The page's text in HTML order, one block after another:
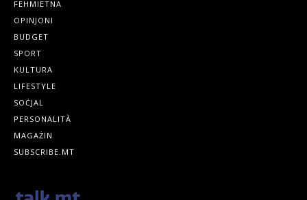
FEHMIETNA
OPINJONI
BUDGET
SPORT
KULTURA
LIFESTYLE
SOĊJAL
PERSONALITÀ
MAGAŻIN
SUBSCRIBE.MT